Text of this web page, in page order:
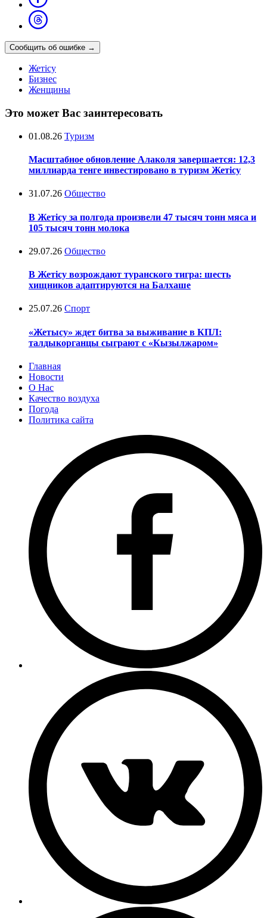
Сообщить об ошибке →
Жетісу
Бизнес
Женщины
Это может Вас заинтересовать
01.08.26 Туризм
Масштабное обновление Алаколя завершается: 12,3
миллиарда тенге инвестировано в туризм Жетісу
31.07.26 Общество
В Жетісу за полгода произвели 47 тысяч тонн мяса и
105 тысяч тонн молока
29.07.26 Общество
В Жетісу возрождают туранского тигра: шесть
хищников адаптируются на Балхаше
25.07.26 Спорт
«Жетысу» ждет битва за выживание в КПЛ:
талдыкорганцы сыграют с «Кызылжаром»
Главная
Новости
О Нас
Качество воздуха
Погода
Политика сайта